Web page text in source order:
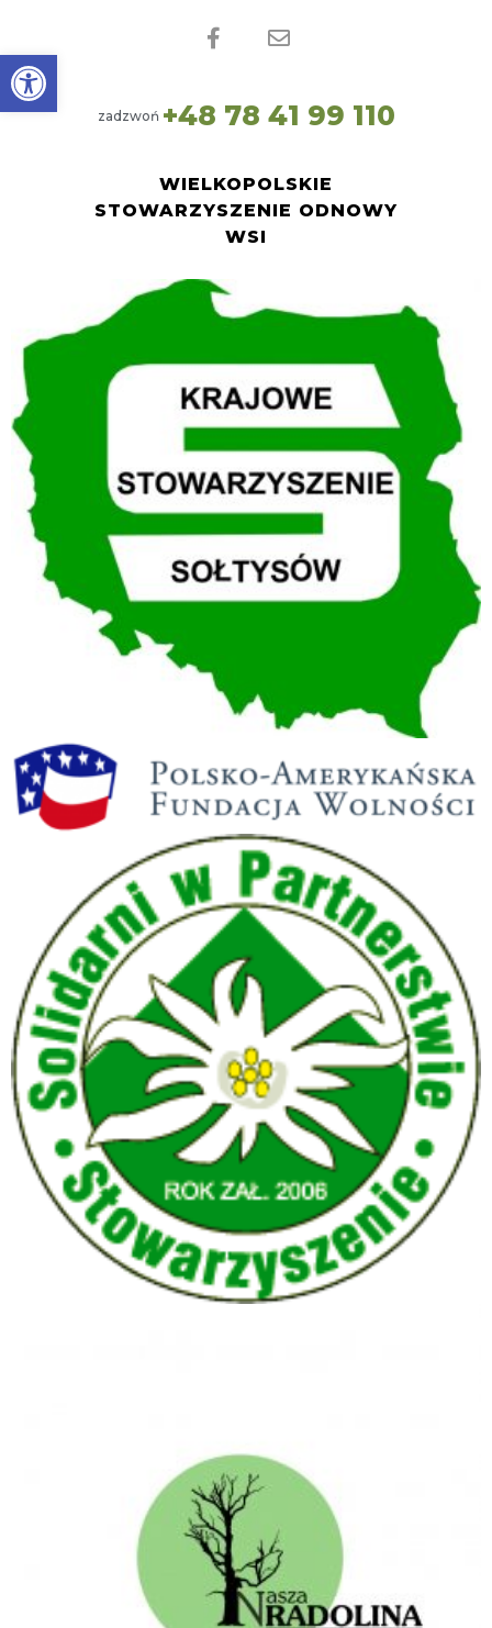
Open toolbar
WIELKOPOLSKIE
STOWARZYSZENIE ODNOWY
WSI
zadzwoń +48 78 41 99 110